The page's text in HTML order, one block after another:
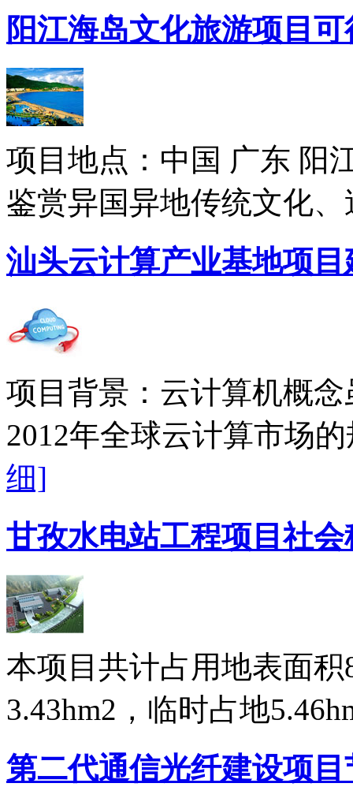
阳江海岛文化旅游项目
项目地点：中国 广东 阳
鉴赏异国异地传统文化
汕头云计算产业基地项
项目背景：云计算机概
2012年全球云计算市场
细]
甘孜水电站工程项目社
本项目共计占用地表面
3.43hm2，临时占地
第二代通信光纤建设项